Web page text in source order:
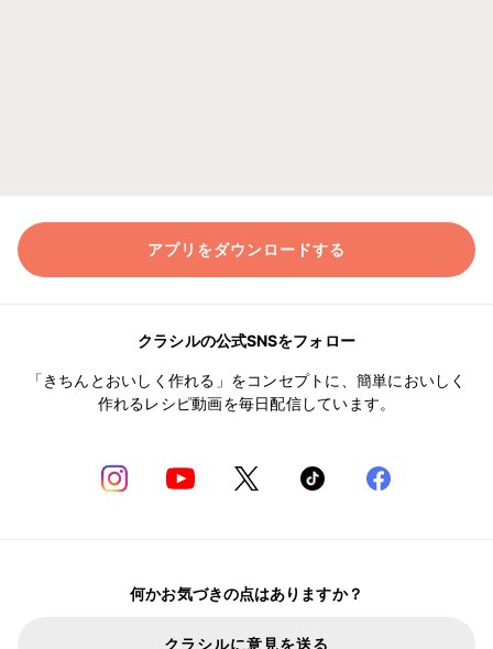
アプリをダウンロードする
クラシルの公式SNSをフォロー
「きちんとおいしく作れる」をコンセプトに、簡単においしく
作れるレシピ動画を毎日配信しています。
何かお気づきの点はありますか？
クラシルに意見を送る